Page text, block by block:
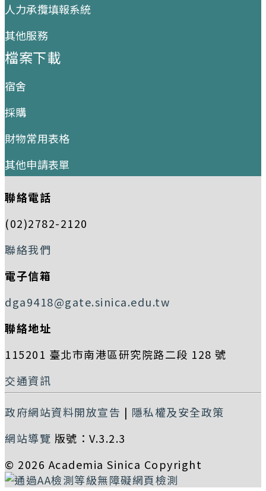
人力承攬填報系統
其他服務
檔案下載
宿舍
採購
財物常用表格
其他申請表單
聯絡電話
(02)2782-2120
聯絡我們
電子信箱
dga9418@gate.sinica.edu.tw
聯絡地址
115201 臺北市南港區研究院路二段 128 號
交通資訊
政府網站資料開放宣告 | 隱私權及安全政策
網站導覽 版號：V.3.2.3
© 2026 Academia Sinica Copyright